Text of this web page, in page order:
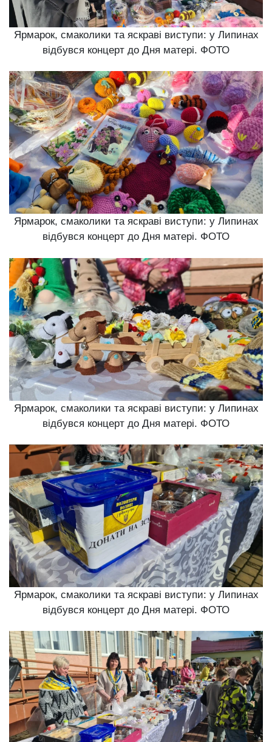
Ярмарок, смаколики та яскраві виступи: у Липинах
відбувся концерт до Дня матері. ФОТО
Ярмарок, смаколики та яскраві виступи: у Липинах
відбувся концерт до Дня матері. ФОТО
Ярмарок, смаколики та яскраві виступи: у Липинах
відбувся концерт до Дня матері. ФОТО
Ярмарок, смаколики та яскраві виступи: у Липинах
відбувся концерт до Дня матері. ФОТО